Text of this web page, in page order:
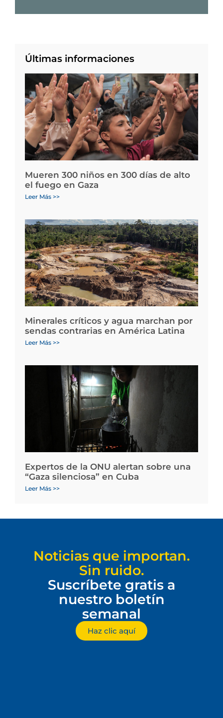
Últimas informaciones
Mueren 300 niños en 300 días de alto
el fuego en Gaza
Leer Más >>
Minerales críticos y agua marchan por
sendas contrarias en América Latina
Leer Más >>
Expertos de la ONU alertan sobre una
“Gaza silenciosa” en Cuba
Leer Más >>
Noticias que importan.
Sin ruido.
Suscríbete gratis a
nuestro boletín
semanal
Haz clic aquí